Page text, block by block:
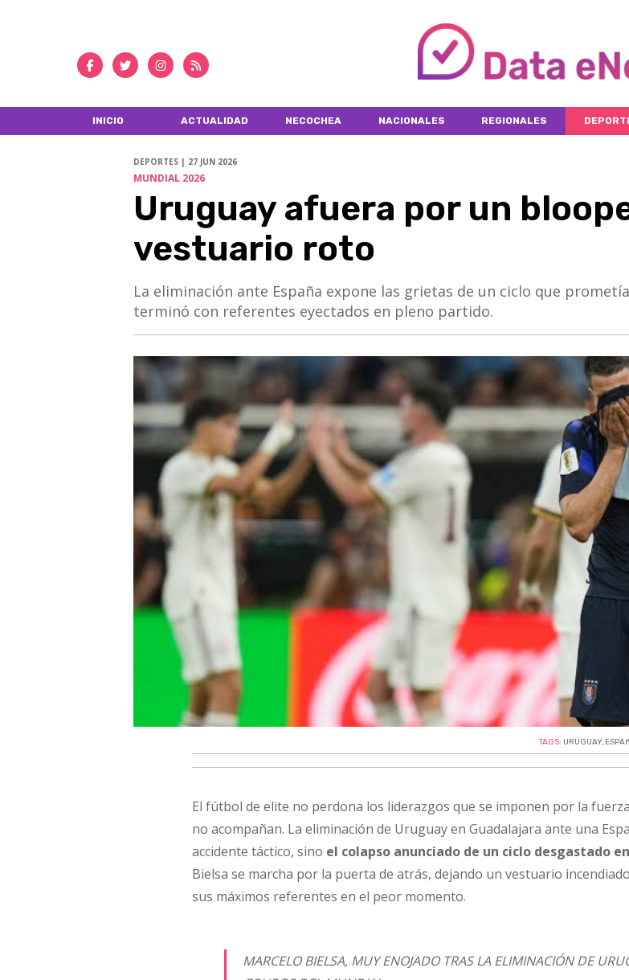
INICIO ACTUALIDAD NECOCHEA NACIONALES REGIONALES
DEPORTES | 27 JUN 2026
MUNDIAL 2026
Uruguay afuera por un
vestuario roto
La eliminación ante España expone las grietas de un ciclo que
terminó con referentes eyectados en pleno partido.
TAGS: URUGUAY,
El fútbol de elite no perdona los liderazgos que se imponen por la
no acompañan. La eliminación de Uruguay en Guadalajara ante una
accidente táctico, sino el colapso anunciado de un ciclo desgastado
Bielsa se marcha por la puerta de atrás, dejando un vestuario
sus máximos referentes en el peor momento.
MARCELO BIELSA, MUY ENOJADO TRAS LA ELIMINACIÓN DE